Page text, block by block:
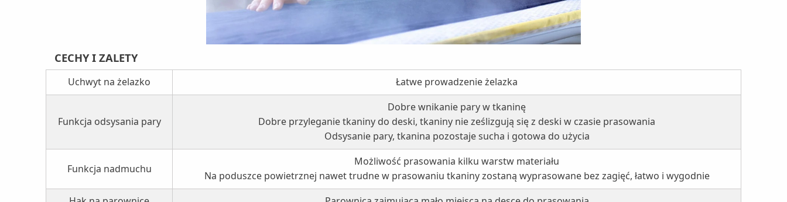
CECHY I ZALETY
Uchwyt na żelazko Łatwe prowadzenie żelazka
Funkcja odsysania pary
Dobre wnikanie pary w tkaninę
Dobre przyleganie tkaniny do deski, tkaniny nie ześlizgują się z deski w czasie prasowania
Odsysanie pary, tkanina pozostaje sucha i gotowa do użycia
Funkcja nadmuchu
Możliwość prasowania kilku warstw materiału
Na poduszce powietrznej nawet trudne w prasowaniu tkaniny zostaną wyprasowane bez zagięć, łatwo i wygodnie